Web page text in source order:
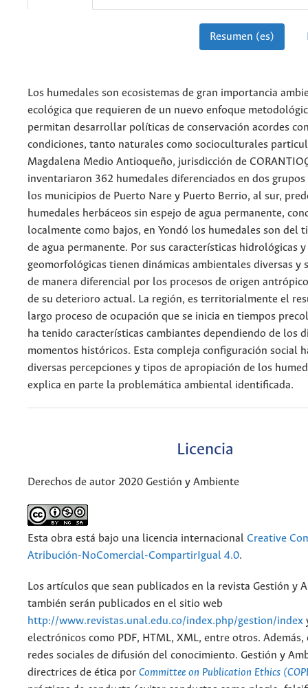
Resumen (es)
Los humedales son ecosistemas de gran importancia
ecológica que requieren de un nuevo enfoque
permitan desarrollar políticas de conservación acordes
condiciones, tanto naturales como socioculturales
Magdalena Medio Antioqueño, jurisdicción de
inventariaron 362 humedales diferenciados en dos
los municipios de Puerto Nare y Puerto Berrio, al sur,
humedales herbáceos sin espejo de agua permanente,
localmente como bajos, en Yondó los humedales son del
de agua permanente. Por sus características hidrológicas y
geomorfológicas tienen dinámicas ambientales diversas y
de manera diferencial por los procesos de origen
de su deterioro actual. La región, es territorialmente el
largo proceso de ocupación que se inicia en tiempos
ha tenido características cambiantes dependiendo de los
momentos históricos. Esta compleja configuración social
diversas percepciones y tipos de apropiación de los
explica en parte la problemática ambiental identificada.
Licencia
Derechos de autor 2020 Gestión y Ambiente
Esta obra está bajo una licencia internacional Creative
Atribución-NoComercial-CompartirIgual 4.0.
Los artículos que sean publicados en la revista Gestión y
también serán publicados en el sitio web
http://www.revistas.unal.edu.co/index.php/gestion/index
electrónicos como PDF, HTML, XML, entre otros.
redes sociales de difusión del conocimiento. Gestión y
directrices de ética por Committee on Publication Ethics